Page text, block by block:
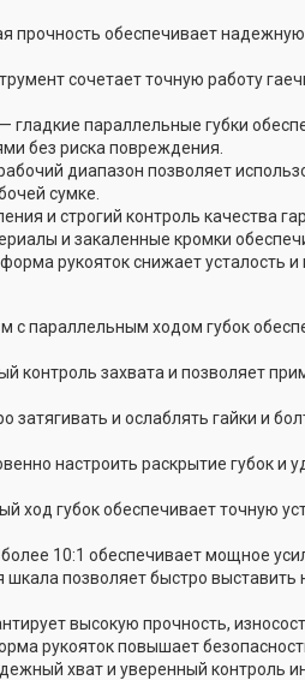
обеспечивает надежную
сочетает точную работу
— гладкие параллельные губки
без риска повреждения.
диапазон позволяет
сумке.
и строгий контроль качества
и закаленные кромки
рукояток снижает усталость и
с параллельным ходом губок
контроль захвата и позволяет
затягивать и ослаблять гайки и
настроить раскрытие губок и
ход губок обеспечивает точную
10:1 обеспечивает мощное
шкала позволяет быстро
высокую прочность,
рукояток повышает
хват и уверенный контроль